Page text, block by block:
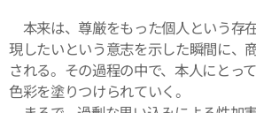
本来は、尊厳をもった個人という存
現したいという意志を示した瞬間に、
される。その過程の中で、本人にとっ
色彩を塗りつけられていく。